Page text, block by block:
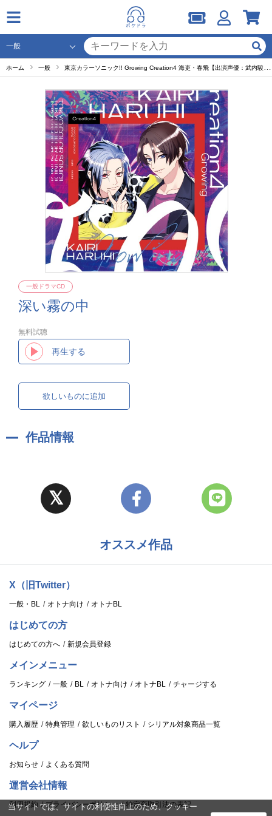
ホーム 一般 東京カラーソニック!! Growing Creation4 海吏・春飛【出演声優：武内駿輔 中島ヨシキ 江口拓也 浪川大輔 橘龍丸 小西克幸 諏訪部順一 土師孝也】
深い霧の中
一般ドラマCD
無料試聴
再生する
欲しいものに追加
作品情報
オススメ作品
X（旧Twitter）
一般・BL オトナ向け オトナBL
はじめての方
はじめての方へ 新規会員登録
メインメニュー
ランキング 一般 BL オトナ向け オトナBL チャージする
マイページ
購入履歴 特典管理 欲しいものリスト シリアル対象商品一覧
ヘルプ
お知らせ よくある質問
運営会社情報
利用規約 プライバシーポリシー 特定商取引法の表記
当サイトでは、サイトの利便性向上のため、クッキー